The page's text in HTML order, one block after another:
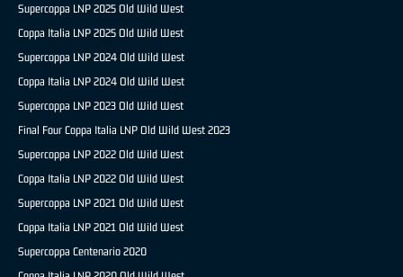
Supercoppa LNP 2025 Old Wild West
Coppa Italia LNP 2025 Old Wild West
Supercoppa LNP 2024 Old Wild West
Coppa Italia LNP 2024 Old Wild West
Supercoppa LNP 2023 Old Wild West
Final Four Coppa Italia LNP Old Wild West 2023
Supercoppa LNP 2022 Old Wild West
Coppa Italia LNP 2022 Old Wild West
Supercoppa LNP 2021 Old Wild West
Coppa Italia LNP 2021 Old Wild West
Supercoppa Centenario 2020